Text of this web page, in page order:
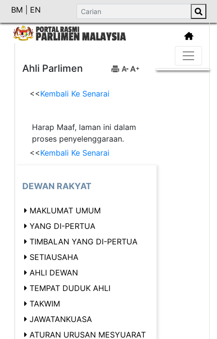
BM EN
Ahli Parlimen
<<Kembali Ke Senarai
Harap Maaf, laman ini dalam
proses penyelenggaraan.
<<Kembali Ke Senarai
DEWAN RAKYAT
MAKLUMAT UMUM
YANG DI-PERTUA
TIMBALAN YANG DI-PERTUA
SETIAUSAHA
AHLI DEWAN
TEMPAT DUDUK AHLI
TAKWIM
JAWATANKUASA
ATURAN URUSAN MESYUARAT